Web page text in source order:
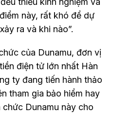
này, rất khó để dự
ra và khi nào”.
của Dunamu, đơn vị
điện tử lớn nhất Hàn
ty đang tiến hành thảo
tham gia bảo hiểm hay
Dunamu này cho